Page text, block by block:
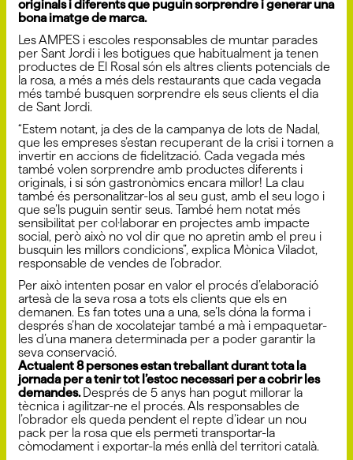
originals i diferents que puguin sorprendre i generar una
bona imatge de marca.
Les AMPES i escoles responsables de muntar parades
per Sant Jordi i les botigues que habitualment ja tenen
productes de El Rosal són els altres clients potencials de
la rosa, a més a més dels restaurants que cada vegada
més també busquen sorprendre els seus clients el dia
de Sant Jordi.
“Estem notant, ja des de la campanya de lots de Nadal,
que les empreses s’estan recuperant de la crisi i tornen a
invertir en accions de fidelització. Cada vegada més
també volen sorprendre amb productes diferents i
originals, i si són gastronòmics encara millor! La clau
també és personalitzar-los al seu gust, amb el seu logo i
que se’ls puguin sentir seus. També hem notat més
sensibilitat per col·laborar en projectes amb impacte
social, però això no vol dir que no apretin amb el preu i
busquin les millors condicions”, explica Mònica Viladot,
responsable de vendes de l’obrador.
Per això intenten posar en valor el procés d’elaboració
artesà de la seva rosa a tots els clients que els en
demanen. Es fan totes una a una, se’ls dóna la forma i
després s’han de xocolatejar també a mà i empaquetar-
les d’una manera determinada per a poder garantir la
seva conservació.
Actualent 8 persones estan treballant durant tota la
jornada per a tenir tot l’estoc necessari per a cobrir les
demandes. Després de 5 anys han pogut millorar la
tècnica i agilitzar-ne el procés. Als responsables de
l’obrador els queda pendent el repte d’idear un nou
pack per la rosa que els permeti transportar-la
còmodament i exportar-la més enllà del territori català.